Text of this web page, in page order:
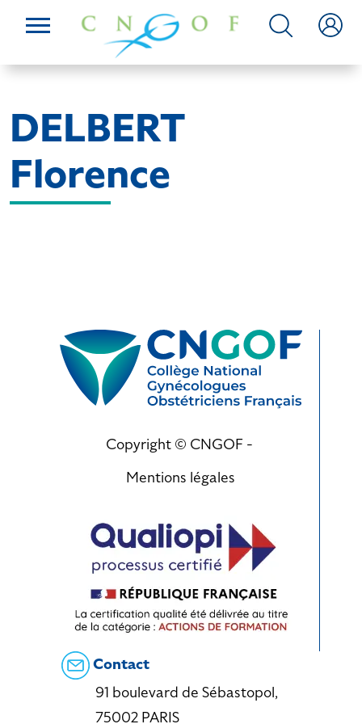
DELBERT
Florence
Copyright © CNGOF -
Mentions légales
Contact
91 boulevard de Sébastopol,
75002 PARIS